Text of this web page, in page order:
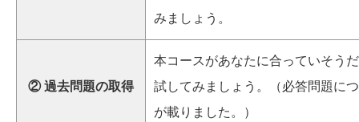
みましょう。
② 過去問題の取得
本コースがあなたに合っていそう
試してみましょう。（必答問題に
が載りました。）